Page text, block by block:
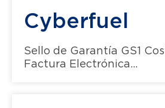
Cyberfuel
Sello de Garantía GS1
Factura Electrónica...